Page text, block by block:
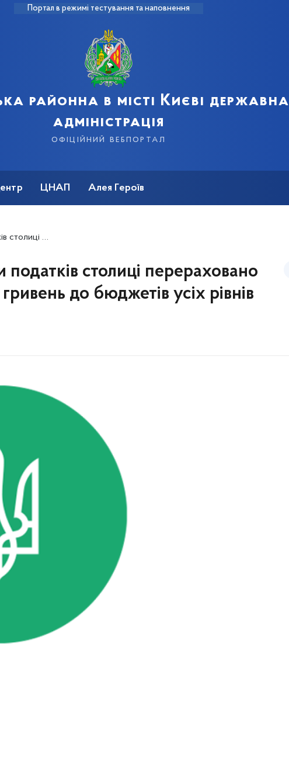
Портал в режимі тестування та наповнення
районна в місті Києві державна
адміністрація
офіційний вебпортал
ЦНАП Алея Героїв
до бюджетів усіх рівнів
столиці перераховано
до бюджетів усіх рівнів